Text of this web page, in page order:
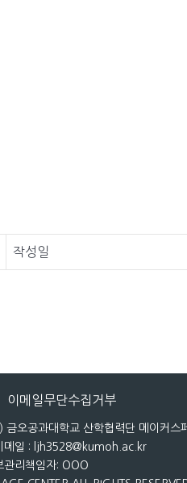
작성일
이메일무단수집거부
오공과대학교 산학협력단 메이커스
메일 : ljh3528@kumoh.ac.kr
관리책임자: OOO